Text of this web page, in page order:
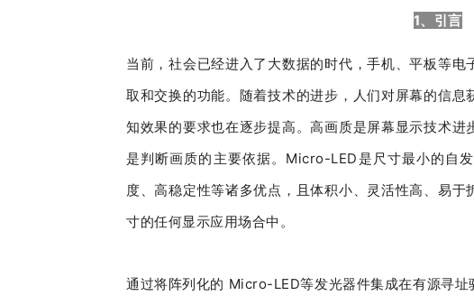
1、引言
当前，社会已经进入了大数据的时代，手机、平板等
取和交换的功能。随着技术的进步，人们对屏幕的信
知效果的要求也在逐步提高。高画质是屏幕显示技术
是判断画质的主要依据。Micro-LED是尺寸最小的自
度、高稳定性等诸多优点，且体积小、灵活性高、易
寸的任何显示应用场合中。
通过将阵列化的 Micro-LED等发光器件集成在有源寻